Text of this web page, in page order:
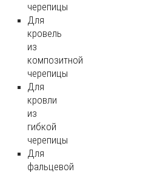
черепицы
Для
кровель
из
композитной
черепицы
Для
кровли
из
гибкой
черепицы
Для
фальцевой